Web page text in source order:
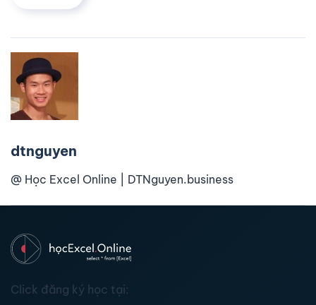
dtnguyen
@ Học Excel Online | DTNguyen.business
Click đăng ký học tại: